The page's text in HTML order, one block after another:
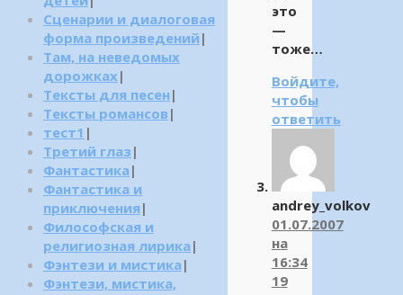
это
—
тоже…
Войдите,
чтобы
ответить
andrey_volkov
01.07.2007
на
16:34
19
Сценарии и диалоговая
форма произведений |
Там, на неведомых
дорожках |
Тексты для песен |
Тексты романсов |
тест1 |
Третий глаз |
Фантастика |
Фантастика и
приключения |
Философская и
религиозная лирика |
Фэнтези и мистика |
Фэнтези, мистика,